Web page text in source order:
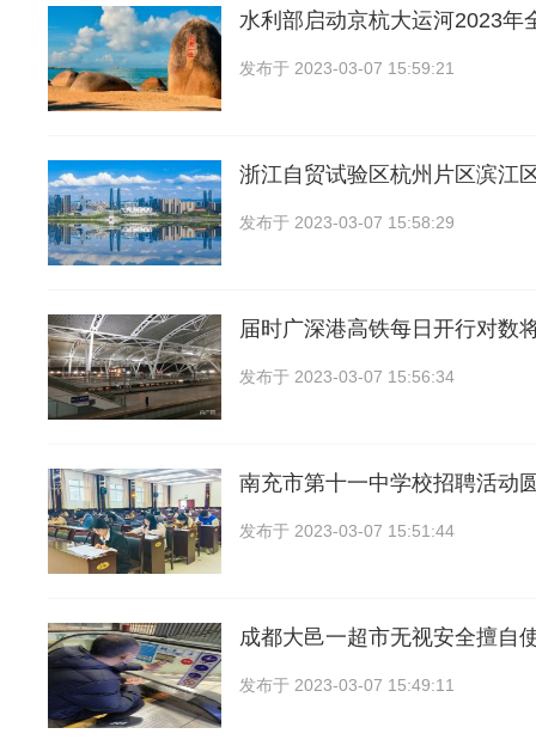
水利部启动京杭大运河2023年
发布于 2023-03-07 15:59:21
浙江自贸试验区杭州片区滨江
发布于 2023-03-07 15:58:29
届时广深港高铁每日开行对数
发布于 2023-03-07 15:56:34
南充市第十一中学校招聘活动
发布于 2023-03-07 15:51:44
成都大邑一超市无视安全擅自
发布于 2023-03-07 15:49:11